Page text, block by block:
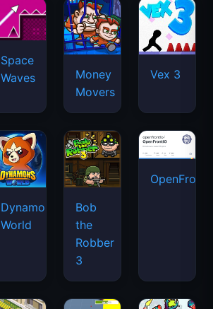
Space
Waves
Money
Movers
Vex 3
Dynamons
World
Bob
the
Robber
3